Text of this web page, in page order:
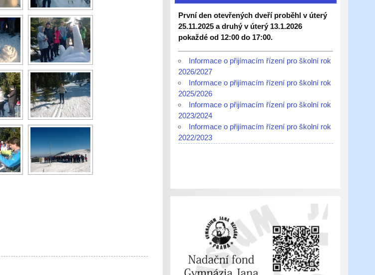
První den otevřených dveří proběhl v úterý
25.11.2025 a druhý v úterý 13.1.2026
pokaždé od 12:00 do 17:00.
Informace o přijímacím řízení pro školní rok
2026/2027
Informace o přijímacím řízení pro školní rok
2025/2026
Informace o přijímacím řízení pro školní rok
2023/2024
Informace o přijímacím řízení pro školní rok
2022/2023